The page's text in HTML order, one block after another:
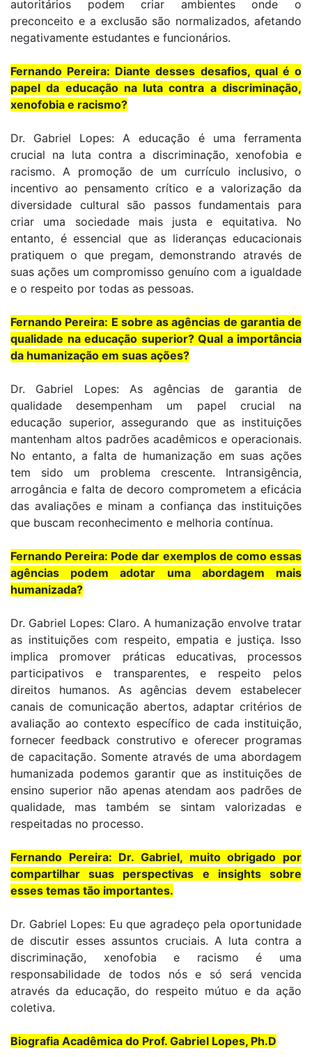
autoritários podem criar ambientes onde o
preconceito e a exclusão são normalizados, afetando
negativamente estudantes e funcionários.
Fernando Pereira: Diante desses desafios, qual é o
papel da educação na luta contra a discriminação,
xenofobia e racismo?
Dr. Gabriel Lopes: A educação é uma ferramenta
crucial na luta contra a discriminação, xenofobia e
racismo. A promoção de um currículo inclusivo, o
incentivo ao pensamento crítico e a valorização da
diversidade cultural são passos fundamentais para
criar uma sociedade mais justa e equitativa. No
entanto, é essencial que as lideranças educacionais
pratiquem o que pregam, demonstrando através de
suas ações um compromisso genuíno com a igualdade
e o respeito por todas as pessoas.
Fernando Pereira: E sobre as agências de garantia de
qualidade na educação superior? Qual a importância
da humanização em suas ações?
Dr. Gabriel Lopes: As agências de garantia de
qualidade desempenham um papel crucial na
educação superior, assegurando que as instituições
mantenham altos padrões acadêmicos e operacionais.
No entanto, a falta de humanização em suas ações
tem sido um problema crescente. Intransigência,
arrogância e falta de decoro comprometem a eficácia
das avaliações e minam a confiança das instituições
que buscam reconhecimento e melhoria contínua.
Fernando Pereira: Pode dar exemplos de como essas
agências podem adotar uma abordagem mais
humanizada?
Dr. Gabriel Lopes: Claro. A humanização envolve tratar
as instituições com respeito, empatia e justiça. Isso
implica promover práticas educativas, processos
participativos e transparentes, e respeito pelos
direitos humanos. As agências devem estabelecer
canais de comunicação abertos, adaptar critérios de
avaliação ao contexto específico de cada instituição,
fornecer feedback construtivo e oferecer programas
de capacitação. Somente através de uma abordagem
humanizada podemos garantir que as instituições de
ensino superior não apenas atendam aos padrões de
qualidade, mas também se sintam valorizadas e
respeitadas no processo.
Fernando Pereira: Dr. Gabriel, muito obrigado por
compartilhar suas perspectivas e insights sobre
esses temas tão importantes.
Dr. Gabriel Lopes: Eu que agradeço pela oportunidade
de discutir esses assuntos cruciais. A luta contra a
discriminação, xenofobia e racismo é uma
responsabilidade de todos nós e só será vencida
através da educação, do respeito mútuo e da ação
coletiva.
Biografia Acadêmica do Prof. Gabriel Lopes, Ph.D